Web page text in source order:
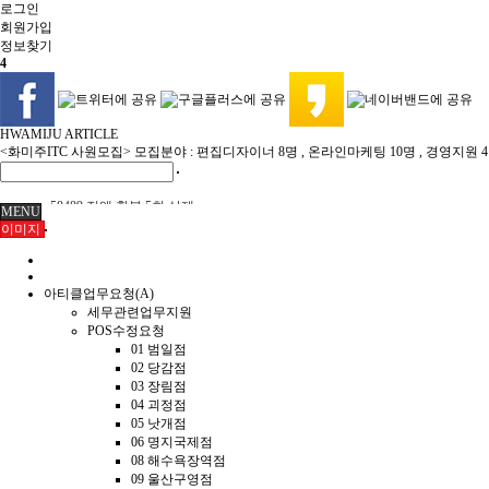
로그인
회원 가입
정보찾기
4
HWAMIJU ARTICLE
<화미주ITC 사원모집> 모집분야 : 편집디자이너 8명 , 온라인마케팅 10명 , 경영지원
58489 전액 환불 5회 삭제
화미주헤어 양산점 이전 위치 재안내 7/22
화미주헤어 양산점 이전 안내 7/21
부원장K 여름휴가 8월휴무 안내 7/20
MENU
이미지
아티클업무요청(A)
세무관련업무지원
POS수정요청
01 범일점
02 당감점
03 장림점
04 괴정점
05 낫개점
06 명지국제점
08 해수욕장역점
09 울산구영점